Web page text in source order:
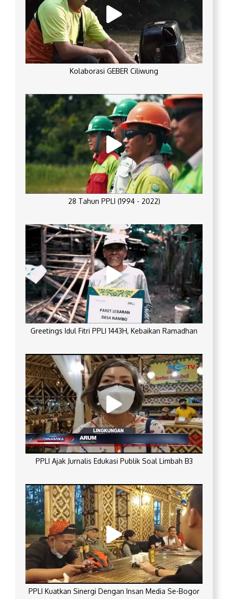
Kolaborasi GEBER Ciliwung
28 Tahun PPLI (1994 - 2022)
Greetings Idul Fitri PPLI 1443H, Kebaikan Ramadhan
PPLI Ajak Jurnalis Edukasi Publik Soal Limbah B3
PPLI Kuatkan Sinergi Dengan Insan Media Se-Bogor